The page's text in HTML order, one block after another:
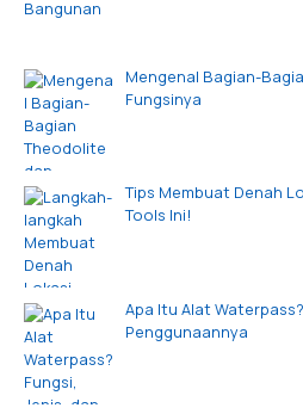
Mengenal Bagian-
Fungsinya
Tips Membuat Denah
Tools Ini!
Apa Itu Alat
Penggunaannya